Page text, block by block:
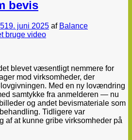
bevis
19. juni 2025 af Balance
blevet væsentligt nemmere for
mod virksomheder, der
Med en ny lovændring
samtykke fra anmelderen — nu
og andet bevismateriale som
Tidligere var
af at kunne gribe virksomheder på